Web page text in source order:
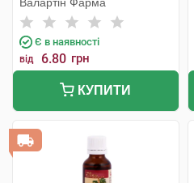
Є в наявності
від 6.80 грн
КУПИТИ